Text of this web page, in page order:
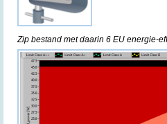
Zip bestand met daarin 6 EU energie-